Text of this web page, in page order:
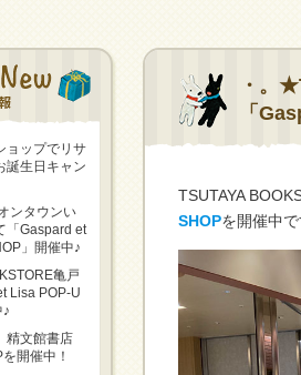
ョップでリサ
誕生日キャン
ンタウンい
「Gaspard et
」開催中♪
亀戸
Lisa POP-U
精文館書店
開催中！
・。
「
TSUTAYA
SHOPを開催中